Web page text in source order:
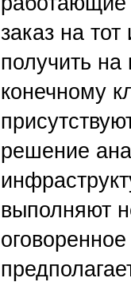
заказ на
получить
конечному
решение
выполняют